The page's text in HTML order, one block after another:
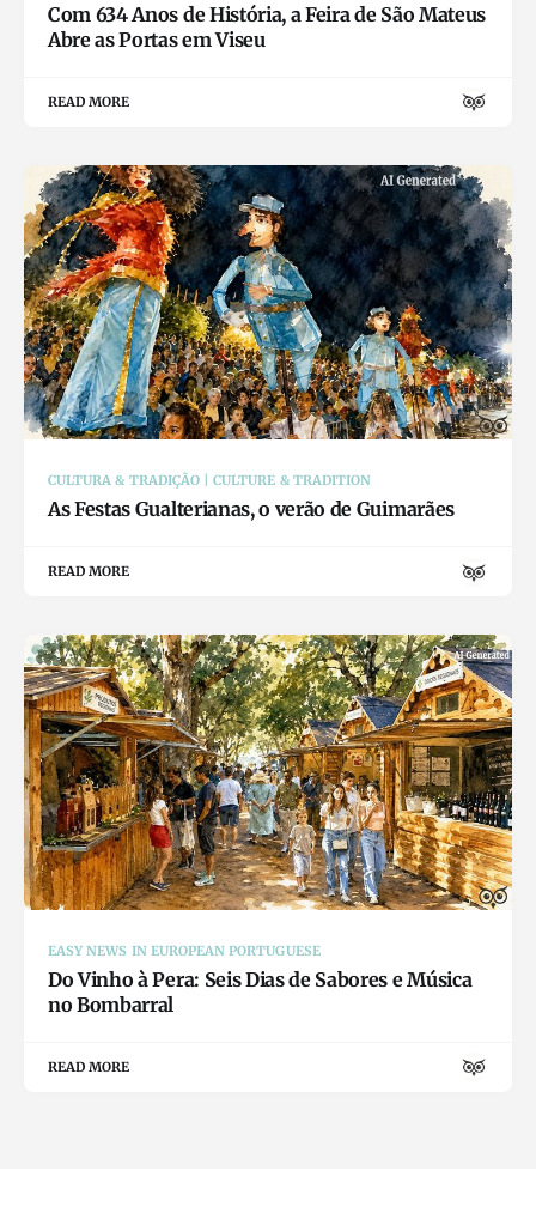
Com 634 Anos de História, a Feira de São Mateus
Abre as Portas em Viseu
READ MORE
CULTURA & TRADIÇÃO | CULTURE & TRADITION
As Festas Gualterianas, o verão de Guimarães
READ MORE
EASY NEWS IN EUROPEAN PORTUGUESE
Do Vinho à Pera: Seis Dias de Sabores e Música
no Bombarral
READ MORE